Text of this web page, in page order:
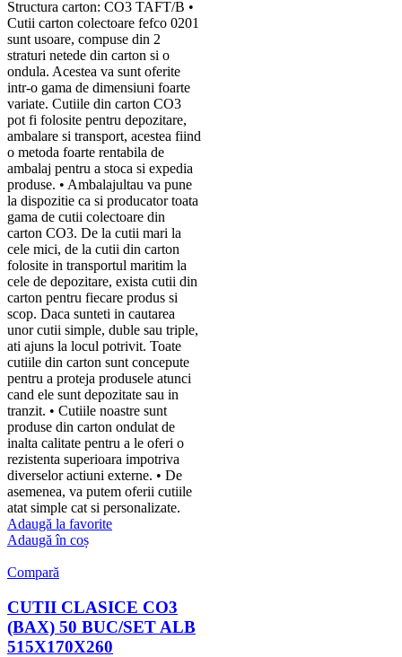
Structura carton: CO3 TAFT/B •
Cutii carton colectoare fefco 0201
sunt usoare, compuse din 2
straturi netede din carton si o
ondula. Acestea va sunt oferite
intr-o gama de dimensiuni foarte
variate. Cutiile din carton CO3
pot fi folosite pentru depozitare,
ambalare si transport, acestea fiind
o metoda foarte rentabila de
ambalaj pentru a stoca si expedia
produse. • Ambalajultau va pune
la dispozitie ca si producator toata
gama de cutii colectoare din
carton CO3. De la cutii mari la
cele mici, de la cutii din carton
folosite in transportul maritim la
cele de depozitare, exista cutii din
carton pentru fiecare produs si
scop. Daca sunteti in cautarea
unor cutii simple, duble sau triple,
ati ajuns la locul potrivit. Toate
cutiile din carton sunt concepute
pentru a proteja produsele atunci
cand ele sunt depozitate sau in
tranzit. • Cutiile noastre sunt
produse din carton ondulat de
inalta calitate pentru a le oferi o
rezistenta superioara impotriva
diverselor actiuni externe. • De
asemenea, va putem oferii cutiile
atat simple cat si personalizate.
Adaugă la favorite
Adaugă în coș
Compară
CUTII CLASICE CO3
(BAX) 50 BUC/SET ALB
515X170X260